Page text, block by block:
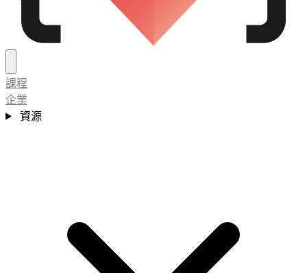
課程
企業
資源